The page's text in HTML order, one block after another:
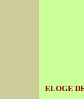
ELOGE